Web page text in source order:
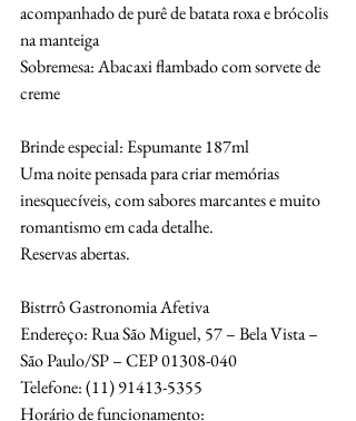
acompanhado de purê de batata roxa e brócolis
na manteiga
Sobremesa: Abacaxi flambado com sorvete de
creme
Brinde especial: Espumante 187ml
Uma noite pensada para criar memórias
inesquecíveis, com sabores marcantes e muito
romantismo em cada detalhe.
Reservas abertas.
Bistrrô Gastronomia Afetiva
Endereço: Rua São Miguel, 57 – Bela Vista –
São Paulo/SP – CEP 01308-040
Telefone: (11) 91413-5355
Horário de funcionamento: